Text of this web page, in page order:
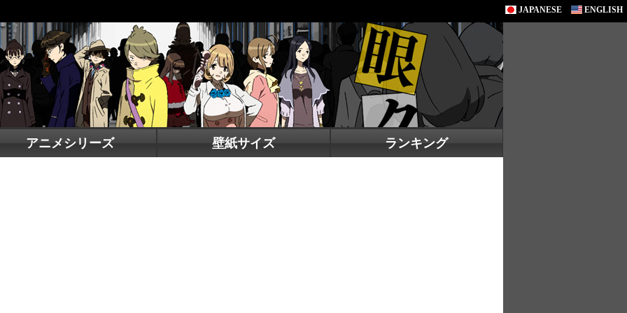
JAPANESE ENGLISH
アニメシリーズ 壁紙サイズ ランキング